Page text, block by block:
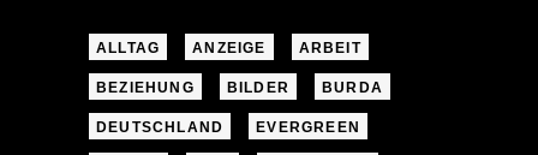
ALLTAG ANZEIGE ARBEIT
BEZIEHUNG BILDER BURDA
DEUTSCHLAND EVERGREEN